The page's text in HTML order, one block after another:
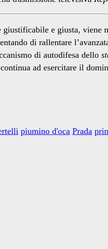
e giusta, viene
di rallentare
di autodifesa dello
ad esercitare il
piumino d'oca Prada